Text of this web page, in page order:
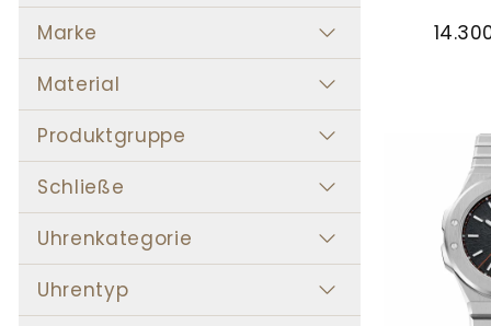
Marke
Material
Produktgruppe
Schließe
Uhrenkategorie
Uhrentyp